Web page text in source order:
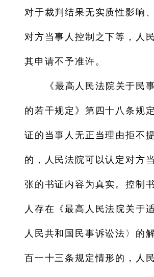
对于裁判结果无实质性影响
对方当事人控制之下等，人
其申请不予准许。
《最高人民法院关于民
的若干规定》第四十八条规
证的当事人无正当理由拒不
的，人民法院可以认定对方
张的书证内容为真实。控制
人存在《最高人民法院关于
人民共和国民事诉讼法〉的
百一十三条规定情形的，人